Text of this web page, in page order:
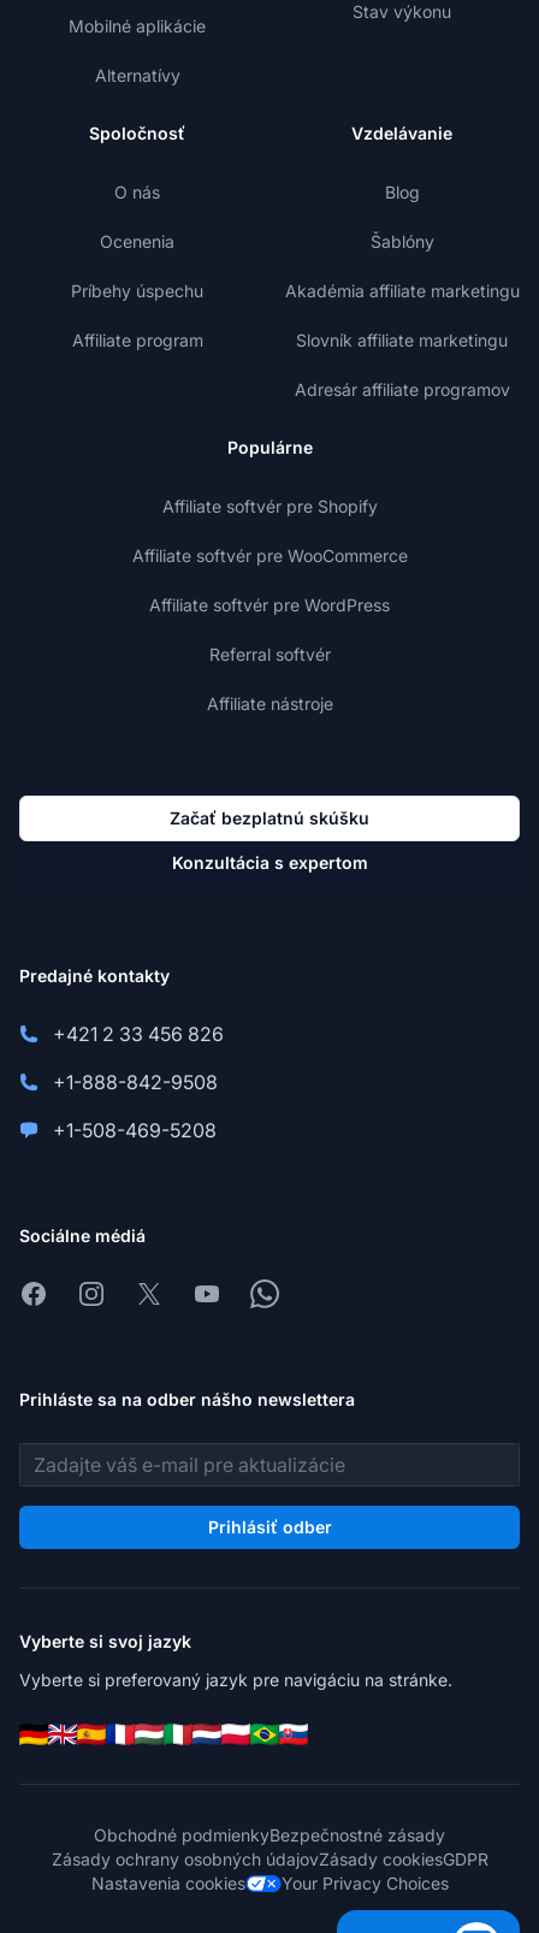
Mobilné aplikácie
Alternatívy
Stav výkonu
Spoločnosť
O nás
Ocenenia
Príbehy úspechu
Affiliate program
Vzdelávanie
Blog
Šablóny
Akadémia affiliate marketingu
Slovník affiliate marketingu
Adresár affiliate programov
Populárne
Affiliate softvér pre Shopify
Affiliate softvér pre WooCommerce
Affiliate softvér pre WordPress
Referral softvér
Affiliate nástroje
Začať bezplatnú skúšku
Konzultácia s expertom
Predajné kontakty
+421 2 33 456 826
+1-888-842-9508
+1-508-469-5208
Sociálne médiá
FacebookInstagram
X YoutubeWhatsapp
Prihláste sa na odber nášho newslettera
E-mailová adresa
Prihlásiť odber
Vyberte si svoj jazyk
Vyberte si preferovaný jazyk pre navigáciu na stránke.
Obchodné podmienkyBezpečnostné zásady
Zásady ochrany osobných údajovZásady cookiesGDPR
Nastavenia cookies
Your Privacy Choices